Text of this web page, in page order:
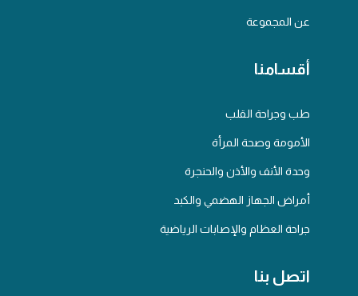
عن المجموعة
أقسامنا
طب وجراحة القلب
الأمومة وصحة المرأة
وحدة الأنف والأذن والحنجرة
أمراض الجهاز الهضمي والكبد
جراحة العظام والإصابات الرياضية
اتصل بنا